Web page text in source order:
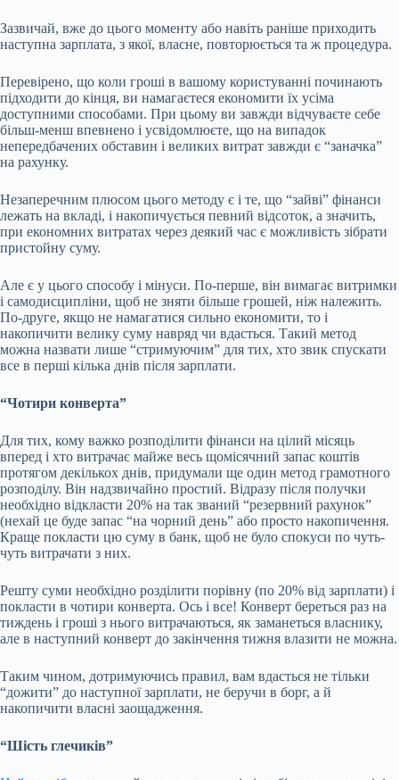
Зазвичай, вже до цього моменту або навіть раніше приходить
наступна зарплата, з якої, власне, повторюється та ж процедура.
Перевірено, що коли гроші в вашому користуванні починають
підходити до кінця, ви намагаєтеся економити їх усіма
доступними способами. При цьому ви завжди відчуваєте себе
більш-менш впевнено і усвідомлюєте, що на випадок
непередбачених обставин і великих витрат завжди є “заначка”
на рахунку.
Незаперечним плюсом цього методу є і те, що “зайві” фінанси
лежать на вкладі, і накопичується певний відсоток, а значить,
при економних витратах через деякий час є можливість зібрати
пристойну суму.
Але є у цього способу і мінуси. По-перше, він вимагає витримки
і самодисципліни, щоб не зняти більше грошей, ніж належить.
По-друге, якщо не намагатися сильно економити, то і
накопичити велику суму навряд чи вдасться. Такий метод
можна назвати лише “стримуючим” для тих, хто звик спускати
все в перші кілька днів після зарплати.
“Чотири конверта”
Для тих, кому важко розподілити фінанси на цілий місяць
вперед і хто витрачає майже весь щомісячний запас коштів
протягом декількох днів, придумали ще один метод грамотного
розподілу. Він надзвичайно простий. Відразу після получки
необхідно відкласти 20% на так званий “резервний рахунок”
(нехай це буде запас “на чорний день” або просто накопичення.
Краще покласти цю суму в банк, щоб не було спокуси по чуть-
чуть витрачати з них.
Решту суми необхідно розділити порівну (по 20% від зарплати) і
покласти в чотири конверта. Ось і все! Конверт береться раз на
тиждень і гроші з нього витрачаються, як заманеться власнику,
але в наступний конверт до закінчення тижня влазити не можна.
Таким чином, дотримуючись правил, вам вдасться не тільки
“дожити” до наступної зарплати, не беручи в борг, а й
накопичити власні заощадження.
“Шість глечиків”